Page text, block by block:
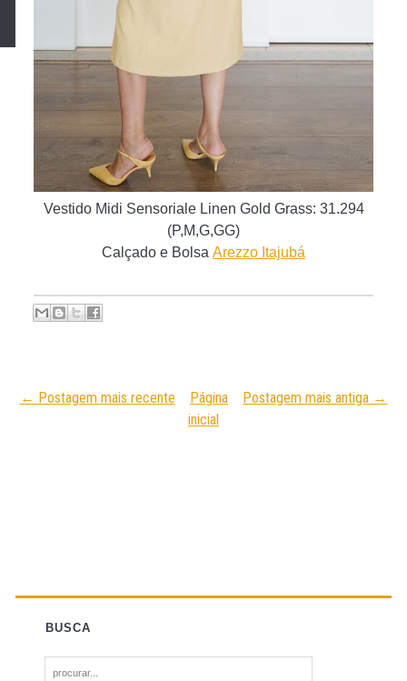
Vestido Midi Sensoriale Linen Gold Grass: 31.294
(P,M,G,GG)
Calçado e Bolsa Arezzo Itajubá
← Postagem mais recente Postagem mais antiga →
Página
inicial
BUSCA